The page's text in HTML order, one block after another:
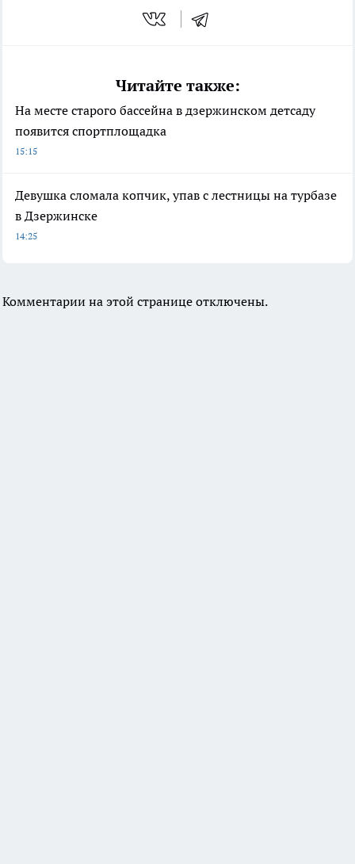
Читайте также:
На месте старого бассейна в дзержинском детсаду
появится спортплощадка
15:15
Девушка сломала копчик, упав с лестницы на турбазе
в Дзержинске
14:25
Комментарии на этой странице отключены.